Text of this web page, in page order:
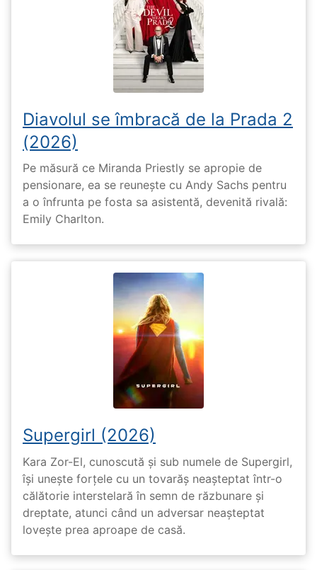
Diavolul se îmbracă de la Prada 2
(2026)
Pe măsură ce Miranda Priestly se apropie de
pensionare, ea se reunește cu Andy Sachs pentru
a o înfrunta pe fosta sa asistentă, devenită rivală:
Emily Charlton.
Supergirl (2026)
Kara Zor-El, cunoscută și sub numele de Supergirl,
își unește forțele cu un tovarăș neașteptat într-o
călătorie interstelară în semn de răzbunare și
dreptate, atunci când un adversar neașteptat
lovește prea aproape de casă.